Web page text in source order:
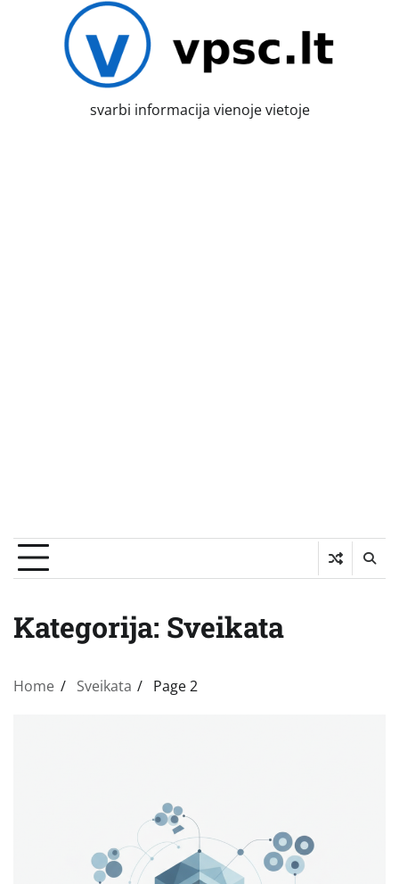
svarbi informacija vienoje vietoje
Kategorija: Sveikata
Home Sveikata Page 2